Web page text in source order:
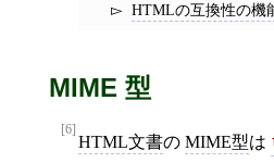
HTMLの互換性の機
MIME 型
[6]
HTML文書の MIME型は